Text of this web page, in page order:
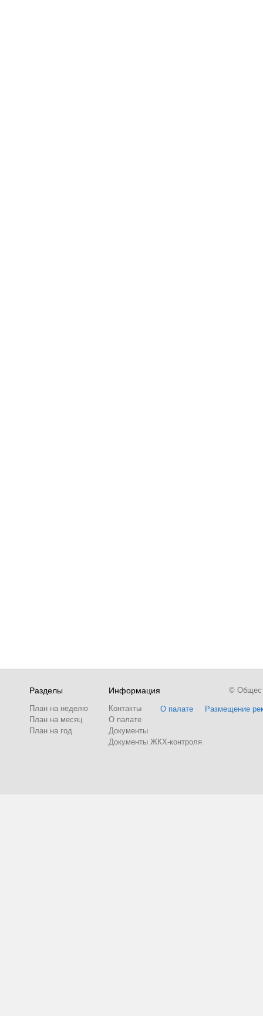
Разделы
План на неделю
План на месяц
План на год
Информация
Контакты
О палате
Документы
Документы ЖКХ-контроля
О палате Размещение
©